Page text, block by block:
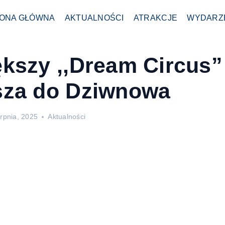
GŁÓWNA AKTUALNOŚCI ATRAKCJE
,,Dream Circus”
do Dziwnowa
2025 Aktualności